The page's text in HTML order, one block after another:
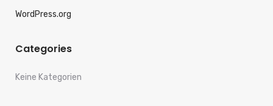
WordPress.org
Categories
Keine Kategorien